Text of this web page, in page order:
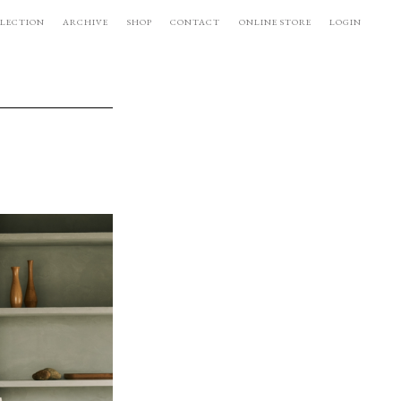
ARCHIVE SHOP CONTACT ONLINE STORE LOGIN